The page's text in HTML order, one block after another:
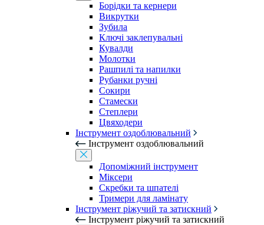
Борідки та кернери
Викрутки
Зубила
Ключі заклепувальні
Кувалди
Молотки
Рашпилі та напилки
Рубанки ручні
Сокири
Стамески
Степлери
Цвяходери
Інструмент оздоблювальний
Інструмент оздоблювальний
Допоміжний інструмент
Міксери
Скребки та шпателі
Тримери для ламінату
Інструмент ріжучий та затискний
Інструмент ріжучий та затискний